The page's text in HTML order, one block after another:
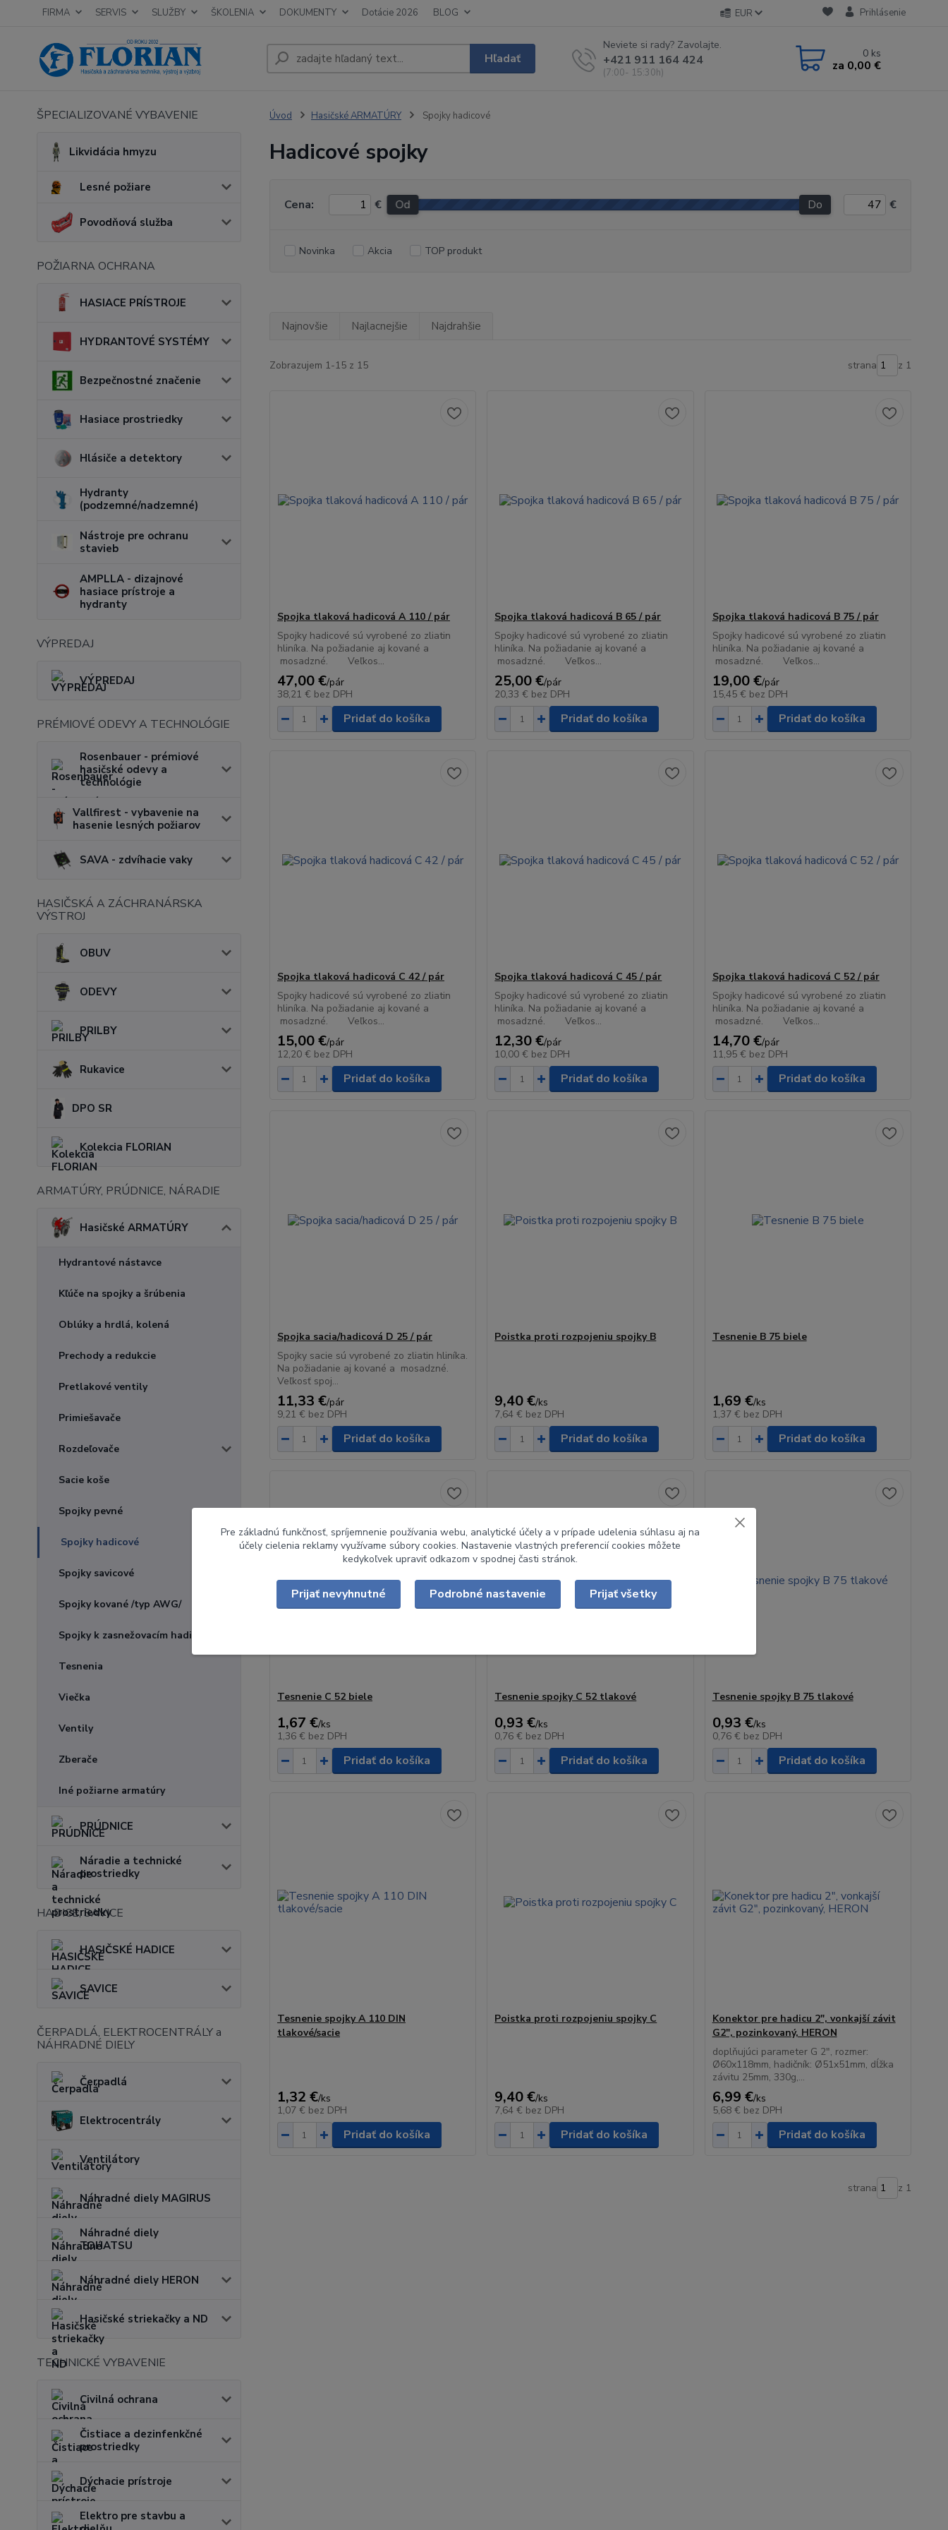
FIRMA SERVIS SLUŽBY ŠKOLENIA DOKUMENTY Dotácie 2026 BLOG EUR Prihlásenie
Hľadať
Neviete si rady? Zavolajte.
+421 911 164 424
(7:00- 15:30h)
0 ks
za 0,00 €
ŠPECIALIZOVANÉ VYBAVENIE
Likvidácia hmyzu
Lesné požiare
Povodňová služba
POŽIARNA OCHRANA
HASIACE PRÍSTROJE
HYDRANTOVÉ SYSTÉMY
Bezpečnostné značenie
Hasiace prostriedky
Hlásiče a detektory
Hydranty
(podzemné/nadzemné)
Nástroje pre ochranu
stavieb
AMPLLA - dizajnové
hasiace prístroje a
hydranty
VÝPREDAJ
VÝPREDAJ
PRÉMIOVÉ ODEVY A TECHNOLÓGIE
Rosenbauer - prémiové
hasičské odevy a
technológie
Vallfirest - vybavenie na
hasenie lesných požiarov
SAVA - zdvíhacie vaky
HASIČSKÁ A ZÁCHRANÁRSKA
VÝSTROJ
OBUV
ODEVY
PRILBY
Rukavice
DPO SR
Kolekcia FLORIAN
ARMATÚRY, PRÚDNICE, NÁRADIE
Hasičské ARMATÚRY
Hydrantové nástavce
Kľúče na spojky a šrúbenia
Oblúky a hrdlá, kolená
Prechody a redukcie
Pretlakové ventily
Primiešavače
Rozdeľovače
Sacie koše
Spojky pevné
Spojky hadicové
Spojky savicové
Spojky kované /typ AWG/
Spojky k zasnežovacím hadiciam
Tesnenia
Viečka
Ventily
Zberače
Iné požiarne armatúry
PRÚDNICE
Náradie a technické
prostriedky
HADICE, SAVICE
HASIČSKÉ HADICE
SAVICE
ČERPADLÁ, ELEKTROCENTRÁLY a
NÁHRADNÉ DIELY
Čerpadlá
Elektrocentrály
Ventilátory
Náhradné diely MAGIRUS
Náhradné diely
TOHATSU
Náhradné diely HERON
Hasičské striekačky a ND
TECHNICKÉ VYBAVENIE
Civilná ochrana
Čistiace a dezinfenkčné
prostriedky
Dýchacie prístroje
Elektro pre stavbu a
Úvod Hasičské ARMATÚRY Spojky hadicové
Hadicové spojky
Cena: € Od Do €
Novinka Akcia TOP produkt
Najnovšie Najlacnejšie Najdrahšie
Zobrazujem 1-15 z 15 strana z 1
Spojka tlaková hadicová A 110 / pár
Spojky hadicové sú vyrobené zo zliatin
hliníka. Na požiadanie aj kované a
mosadzné. Veľkos...
47,00 €/pár
38,21 € bez DPH
Pridať do košíka
Spojka tlaková hadicová B 65 / pár
Spojky hadicové sú vyrobené zo zliatin
hliníka. Na požiadanie aj kované a
mosadzné. Veľkos...
25,00 €/pár
20,33 € bez DPH
Pridať do košíka
Spojka tlaková hadicová B 75 / pár
Spojky hadicové sú vyrobené zo zliatin
hliníka. Na požiadanie aj kované a
mosadzné. Veľkos...
19,00 €/pár
15,45 € bez DPH
Pridať do košíka
Spojka tlaková hadicová C 42 / pár
Spojky hadicové sú vyrobené zo zliatin
hliníka. Na požiadanie aj kované a
mosadzné. Veľkos...
15,00 €/pár
12,20 € bez DPH
Pridať do košíka
Spojka tlaková hadicová C 45 / pár
Spojky hadicové sú vyrobené zo zliatin
hliníka. Na požiadanie aj kované a
mosadzné. Veľkos...
12,30 €/pár
10,00 € bez DPH
Pridať do košíka
Spojka tlaková hadicová C 52 / pár
Spojky hadicové sú vyrobené zo zliatin
hliníka. Na požiadanie aj kované a
mosadzné. Veľkos...
14,70 €/pár
11,95 € bez DPH
Pridať do košíka
Spojka sacia/hadicová D 25 / pár
Spojky sacie sú vyrobené zo zliatin hliníka.
Na požiadanie aj kované a mosadzné.
Veľkosť spoj...
11,33 €/pár
9,21 € bez DPH
Pridať do košíka
Poistka proti rozpojeniu spojky B
9,40 €/ks
7,64 € bez DPH
Pridať do košíka
Tesnenie B 75 biele
1,69 €/ks
1,37 € bez DPH
Pridať do košíka
Tesnenie C 52 biele
1,67 €/ks
1,36 € bez DPH
Pridať do košíka
Tesnenie spojky C 52 tlakové
0,93 €/ks
0,76 € bez DPH
Pridať do košíka
Tesnenie spojky B 75 tlakové
0,93 €/ks
0,76 € bez DPH
Pridať do košíka
Tesnenie spojky A 110 DIN
tlakové/sacie
1,32 €/ks
1,07 € bez DPH
Pridať do košíka
Poistka proti rozpojeniu spojky C
9,40 €/ks
7,64 € bez DPH
Pridať do košíka
Konektor pre hadicu 2", vonkajší závit
G2", pozinkovaný, HERON
doplňujúci parameter G 2", rozmer:
Ø60x118mm, hadičník: Ø51x51mm, dĺžka
závitu 25mm, 330g,...
6,99 €/ks
5,68 € bez DPH
Pridať do košíka
strana z 1
Pre základnú funkčnosť, spríjemnenie používania webu, analytické účely a v prípade udelenia súhlasu aj na
účely cielenia reklamy využívame súbory cookies. Nastavenie vlastných preferencií cookies môžete
kedykoľvek upraviť odkazom v spodnej časti stránok.
Prijať nevyhnutné Podrobné nastavenie Prijať všetky